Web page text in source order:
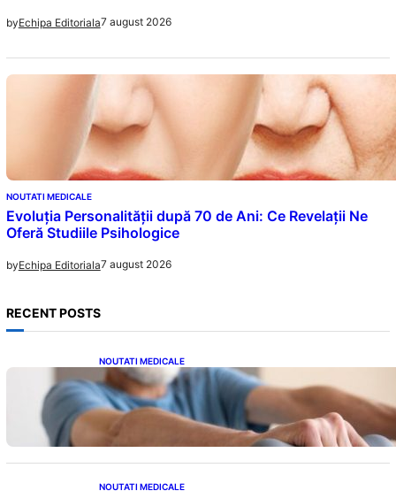
byEchipa Editoriala7 august 2026
NOUTATI MEDICALE
Evoluția Personalității după 70 de Ani: Ce Revelații Ne
Oferă Studiile Psihologice
byEchipa Editoriala7 august 2026
RECENT POSTS
NOUTATI MEDICALE
Îmbunătățirea sănătății cardiovasculare:
Patru exerciții simple pentru reducerea
tensiunii arteriale la domiciliu
NOUTATI MEDICALE